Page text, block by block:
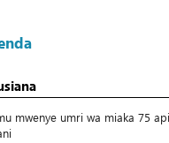
mwenye umri wa miaka 75